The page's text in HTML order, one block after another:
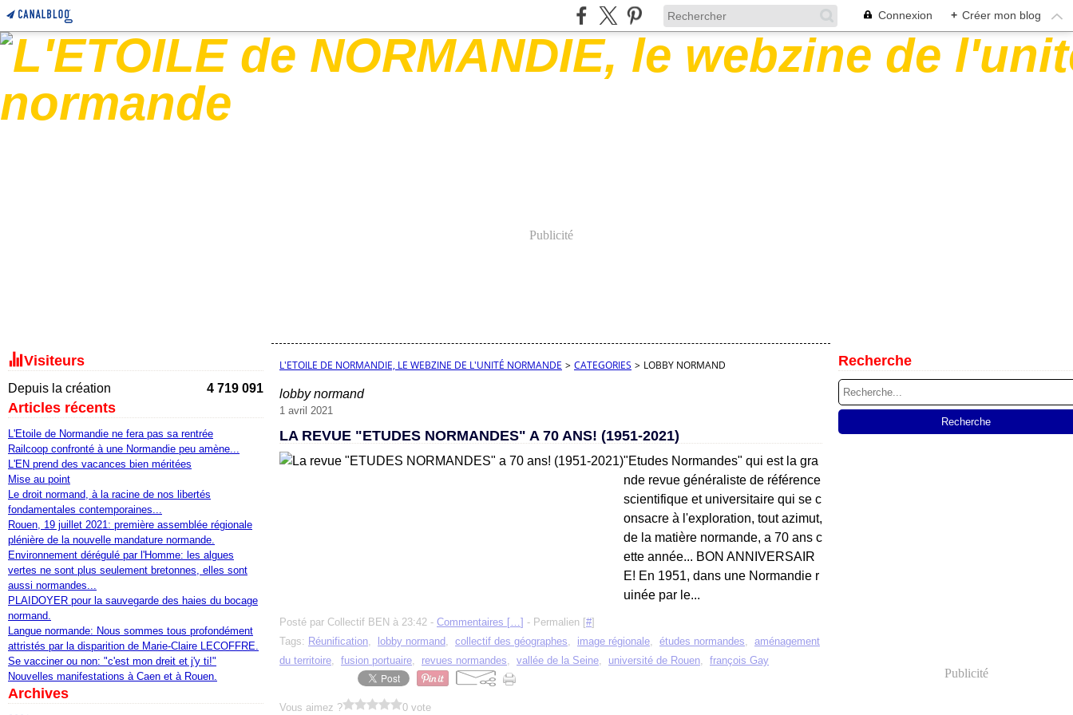
Connexion + Créer mon blog
Publicité
Visiteurs
Depuis la création 4 719 091
Articles récents
L'Etoile de Normandie ne fera pas sa rentrée
Railcoop confronté à une Normandie peu amène...
L'EN prend des vacances bien méritées
Mise au point
Le droit normand, à la racine de nos libertés
fondamentales contemporaines...
Rouen, 19 juillet 2021: première assemblée régionale
plénière de la nouvelle mandature normande.
Environnement dérégulé par l'Homme: les algues
vertes ne sont plus seulement bretonnes, elles sont
aussi normandes...
PLAIDOYER pour la sauvegarde des haies du bocage
normand.
Langue normande: Nous sommes tous profondément
attristés par la disparition de Marie-Claire LECOFFRE.
Se vacciner ou non: "c'est mon dreit et j'y ti!"
Nouvelles manifestations à Caen et à Rouen.
Archives
L'ETOILE DE NORMANDIE, LE WEBZINE DE L'UNITÉ NORMANDE > CATEGORIES > LOBBY NORMAND
lobby normand
1 avril 2021
LA REVUE "ETUDES NORMANDES" A 70 ANS! (1951-2021)
"Etudes Normandes" qui est la gra
nde revue généraliste de référence
scientifique et universitaire qui se c
onsacre à l'exploration, tout azimut,
de la matière normande, a 70 ans c
ette année... BON ANNIVERSAIR
E! En 1951, dans une Normandie r
uinée par le...
Posté par Collectif BEN à 23:42 - Commentaires […] - Permalien [#]
Tags: Réunification, lobby normand, collectif des géographes, image régionale, études normandes, aménagement
du territoire, fusion portuaire, revues normandes, vallée de la Seine, université de Rouen, françois Gay
Vous aimez ? 0 vote
Recherche
Publicité